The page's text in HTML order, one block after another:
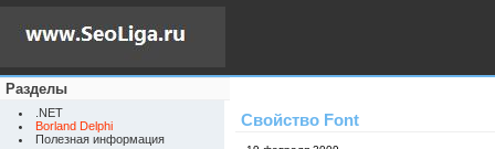
Разделы
.NET
Borland Delphi
Полезная информация
Свойство Font